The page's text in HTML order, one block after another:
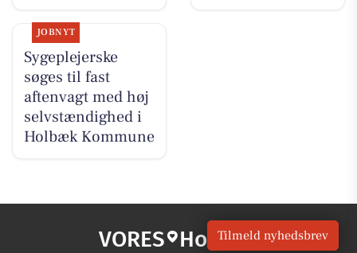
JOBNYT
Sygeplejerske
søges til fast
aftenvagt med høj
selvstændighed i
Holbæk Kommune
VORES Holbæk
Tilmeld nyhedsbrev